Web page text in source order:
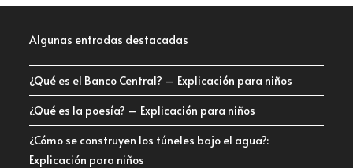
Algunas entradas destacadas
¿Qué es el Banco Central? – Explicación para niños
¿Qué es la poesía? – Explicación para niños
¿Cómo se construyen los túneles bajo el agua?:
Explicación para niños